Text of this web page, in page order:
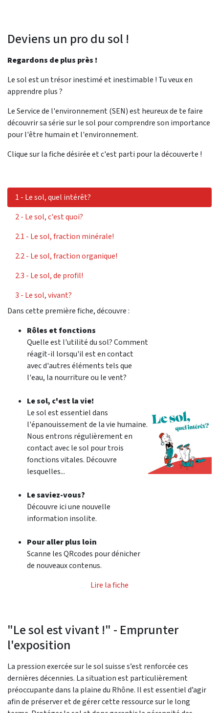
Deviens un pro du sol !
Regardons de plus près !
Le sol est un trésor inestimé et inestimable ! Tu veux en
apprendre plus ?
Le Service de l'environnement (SEN) est heureux de te faire
découvrir sa série sur le sol pour comprendre son importance
pour l'être humain et l'environnement.
Clique sur la fiche désirée et c'est parti pour la découverte !
1 - Le sol, quel intérêt?
2 - Le sol, c'est quoi?
2.1 - Le sol, fraction minérale!
2.2 - Le sol, fraction organique!
2.3 - Le sol, de profil!
3 - Le sol, vivant?
Dans cette première fiche, découvre :
Rôles et fonctions
Quelle est l'utilité du sol? Comment
réagit-il lorsqu'il est en contact
avec d'autres éléments tels que
l'eau, la nourriture ou le vent?
Le sol, c'est la vie!
Le sol est essentiel dans
l'épanouissement de la vie humaine.
Nous entrons régulièrement en
contact avec le sol pour trois
fonctions vitales. Découvre
lesquelles...
Le saviez-vous?
Découvre ici une nouvelle
information insolite.
Pour aller plus loin
Scanne les QRcodes pour dénicher
de nouveaux contenus.
Lire la fiche
"Le sol est vivant !" - Emprunter
l'exposition
La pression exercée sur le sol suisse s’est renforcée ces
dernières décennies. La situation est particulièrement
préoccupante dans la plaine du Rhône. Il est essentiel d’agir
afin de préserver et de gérer cette ressource sur le long